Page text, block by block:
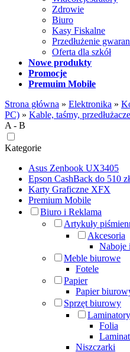
Zdrowie
Biuro
Kasy Fiskalne
Przedłużenie
Oferta dla szkół
Nowe produkty
Promocje
Premuim Mobile
Strona główna » Elektronika »
PC) » Kable, taśmy, przedłużacze
A - B
Kategorie
Asus Zenbook UX3405
Epson CashBack do 510 zł
Karty Graficzne XFX
Premium Mobile
Biuro i Reklama
Artykuły
Akcesoria
Naboje
Meble biurowe
Fotele
Papier
Papier
Sprzęt biurowy
Folia
Niszczarki